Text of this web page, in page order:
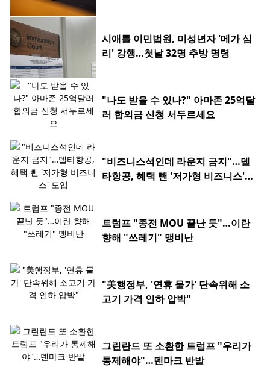
시애틀 이민법원, 미성년자 '메가 심
리' 강행…첫날 32명 추방 명령
"나도 받을 수 있나?" 아마존 25억달
러 합의금 신청 서두르세요
"비즈니스석인데 라운지 금지"…델
타항공, 혜택 뺀 '저가형 비즈니스'
트럼프 "종전 MOU 끝난 듯"…이란
향해 "쓰레기" 맹비난
"美행정부, '연휴 물가' 단속위해 소
고기 가격 인하 압박"
그린란드 또 소환한 트럼프 "우리가
통제해야"…덴마크 반발